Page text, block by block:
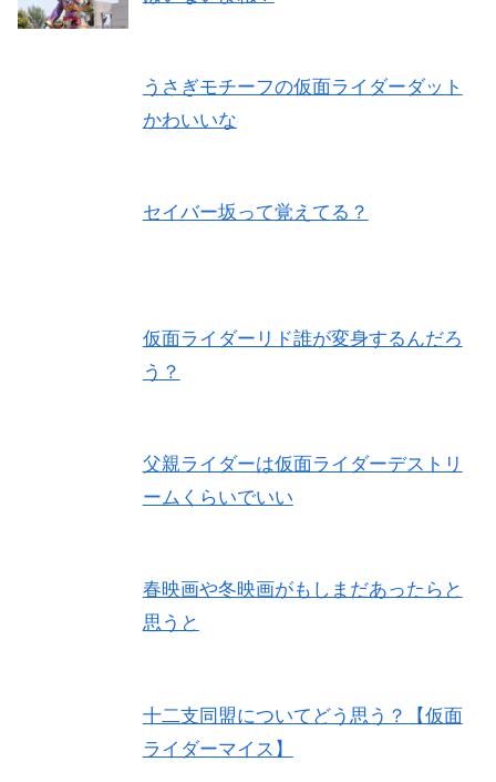
うさぎモチーフの仮面ライダーダット
かわいいな
セイバー坂って覚えてる？
仮面ライダーリド誰が変身するんだろ
う？
父親ライダーは仮面ライダーデストリ
ームくらいでいい
春映画や冬映画がもしまだあったらと
思うと
十二支同盟についてどう思う？【仮面
ライダーマイス】